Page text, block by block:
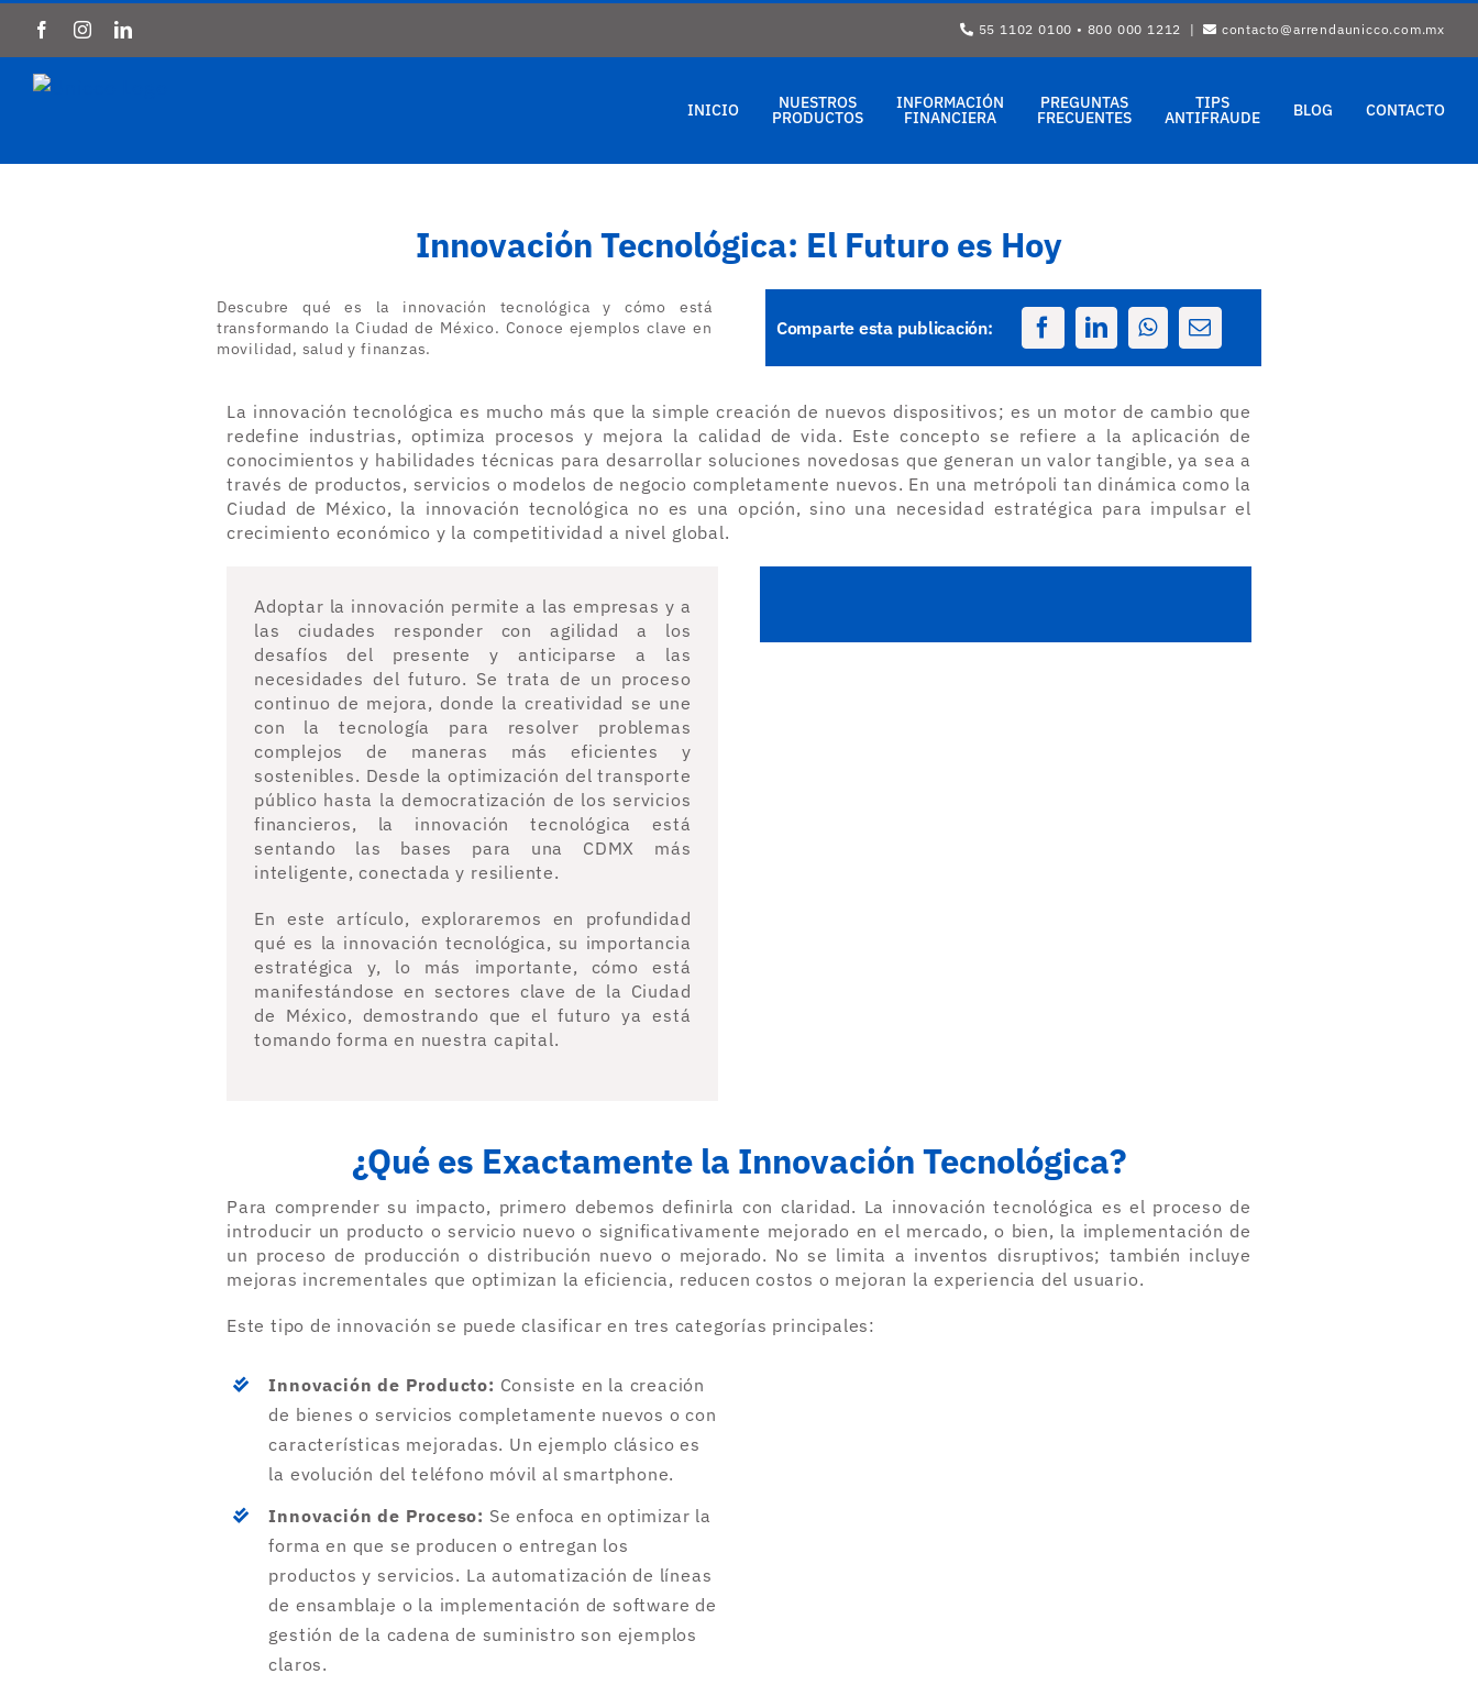
contenido
FacebookInstagramLinkedIn 55 1102 0100 • 800 000 1212 | contacto@arrendaunicco.com.mx
INICIO NUESTROS
PRODUCTOS
INFORMACIÓN
FINANCIERA
PREGUNTAS
FRECUENTES
TIPS
ANTIFRAUDE BLOG CONTACTO
Innovación Tecnológica: El Futuro es Hoy
Descubre qué es la innovación tecnológica y cómo está
transformando la Ciudad de México. Conoce ejemplos clave en
movilidad, salud y finanzas.
Comparte esta publicación:
La innovación tecnológica es mucho más que la simple creación de nuevos dispositivos; es un motor de cambio que
redefine industrias, optimiza procesos y mejora la calidad de vida. Este concepto se refiere a la aplicación de
conocimientos y habilidades técnicas para desarrollar soluciones novedosas que generan un valor tangible, ya sea a
través de productos, servicios o modelos de negocio completamente nuevos. En una metrópoli tan dinámica como la
Ciudad de México, la innovación tecnológica no es una opción, sino una necesidad estratégica para impulsar el
crecimiento económico y la competitividad a nivel global.
Adoptar la innovación permite a las empresas y a
las ciudades responder con agilidad a los
desafíos del presente y anticiparse a las
necesidades del futuro. Se trata de un proceso
continuo de mejora, donde la creatividad se une
con la tecnología para resolver problemas
complejos de maneras más eficientes y
sostenibles. Desde la optimización del transporte
público hasta la democratización de los servicios
financieros, la innovación tecnológica está
sentando las bases para una CDMX más
inteligente, conectada y resiliente.
En este artículo, exploraremos en profundidad
qué es la innovación tecnológica, su importancia
estratégica y, lo más importante, cómo está
manifestándose en sectores clave de la Ciudad
de México, demostrando que el futuro ya está
tomando forma en nuestra capital.
¿Qué es Exactamente la Innovación Tecnológica?
Para comprender su impacto, primero debemos definirla con claridad. La innovación tecnológica es el proceso de
introducir un producto o servicio nuevo o significativamente mejorado en el mercado, o bien, la implementación de
un proceso de producción o distribución nuevo o mejorado. No se limita a inventos disruptivos; también incluye
mejoras incrementales que optimizan la eficiencia, reducen costos o mejoran la experiencia del usuario.
Este tipo de innovación se puede clasificar en tres categorías principales:
Innovación de Producto: Consiste en la creación
de bienes o servicios completamente nuevos o con
características mejoradas. Un ejemplo clásico es
la evolución del teléfono móvil al smartphone.
Innovación de Proceso: Se enfoca en optimizar la
forma en que se producen o entregan los
productos y servicios. La automatización de líneas
de ensamblaje o la implementación de software de
gestión de la cadena de suministro son ejemplos
claros.